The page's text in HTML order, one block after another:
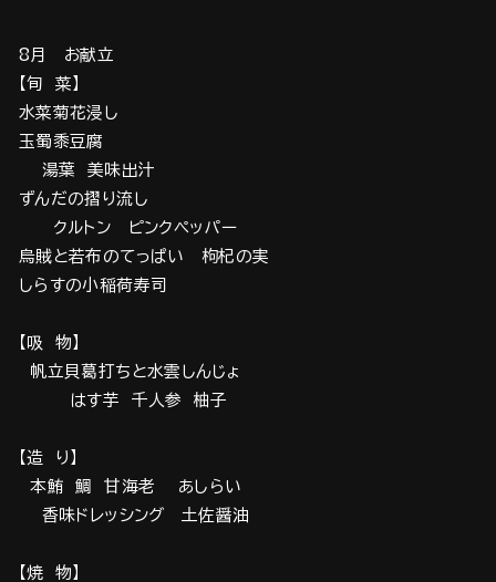
8月 お献立
【旬 菜】
水菜菊花浸し
玉蜀黍豆腐
湯葉 美味出汁
ずんだの摺り流し
クルトン ピンクペッパー
烏賊と若布のてっぱい 枸杞の実
しらすの小稲荷寿司
【吸 物】
帆立貝葛打ちと水雲しんじょ
はす芋 千人参 柚子
【造 り】
本鮪 鯛 甘海老 あしらい
香味ドレッシング 土佐醤油
【焼 物】